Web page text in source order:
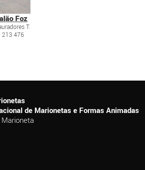
Foz
T.
213 476
de Marionetas e Formas Animadas